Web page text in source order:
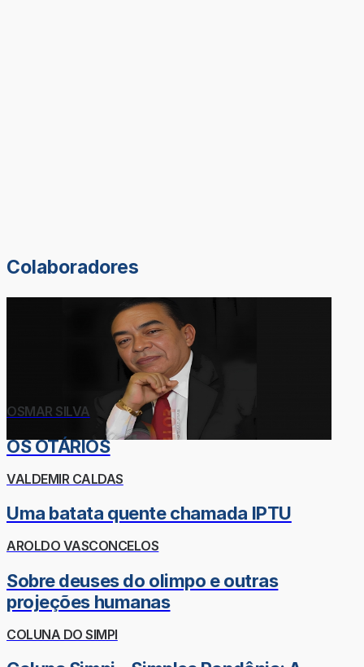
Colaboradores
OSMAR SILVA
OS OTÁRIOS
VALDEMIR CALDAS
Uma batata quente chamada IPTU
AROLDO VASCONCELOS
Sobre deuses do olimpo e outras
projeções humanas
COLUNA DO SIMPI